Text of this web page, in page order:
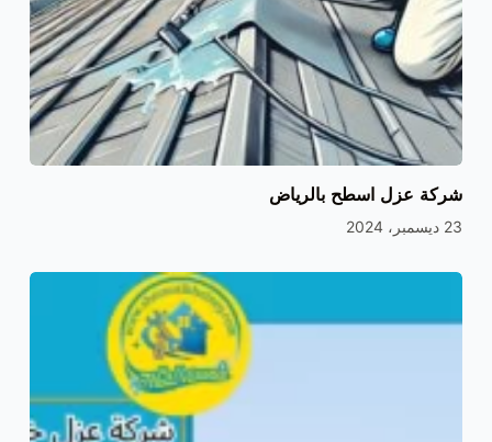
شركة عزل اسطح بالرياض
23 ديسمبر، 2024